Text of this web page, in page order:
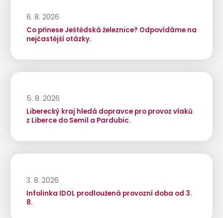
6. 8. 2026
Co přinese Ještědská železnice? Odpovídáme na
nejčastější otázky.
5. 8. 2026
Liberecký kraj hledá dopravce pro provoz vlaků
z Liberce do Semil a Pardubic.
3. 8. 2026
Infolinka IDOL prodloužená provozní doba od 3.
8.